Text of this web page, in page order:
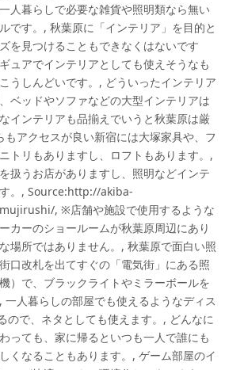
人暮らしで必要な雑貨や照明類なら無い
です。, 秋葉原に「インテリア」を目的と
を見つけることもできなくはないです
ュアでインテリアとしても使えそうなも
うしんどいです。, どういったインテリア
ベッドやソファなどの大型インテリアは
インテリアも品揃えでいうと秋葉原は厳
もアクセスが良い新宿には大塚家具や、フ
トリもありますし、ロフトもあります。,
扱うお店がありますし、照明などインテ
。, Source:http://akiba-
, ※店舗や施設で使用するような
カーのショールームが秋葉原周辺にあり
場所ではありません。, 秋葉原で面白い照
口改札を出てすぐの「電気街」にある照
）で、ブラックライトやミラーボールを
人暮らしの部屋でも使えるようなディス
ので、ネタとしても使えます。, どんなに
っても、家に帰るといつも一人で誰にも
くなることもあります。, ゲーム部屋のイ